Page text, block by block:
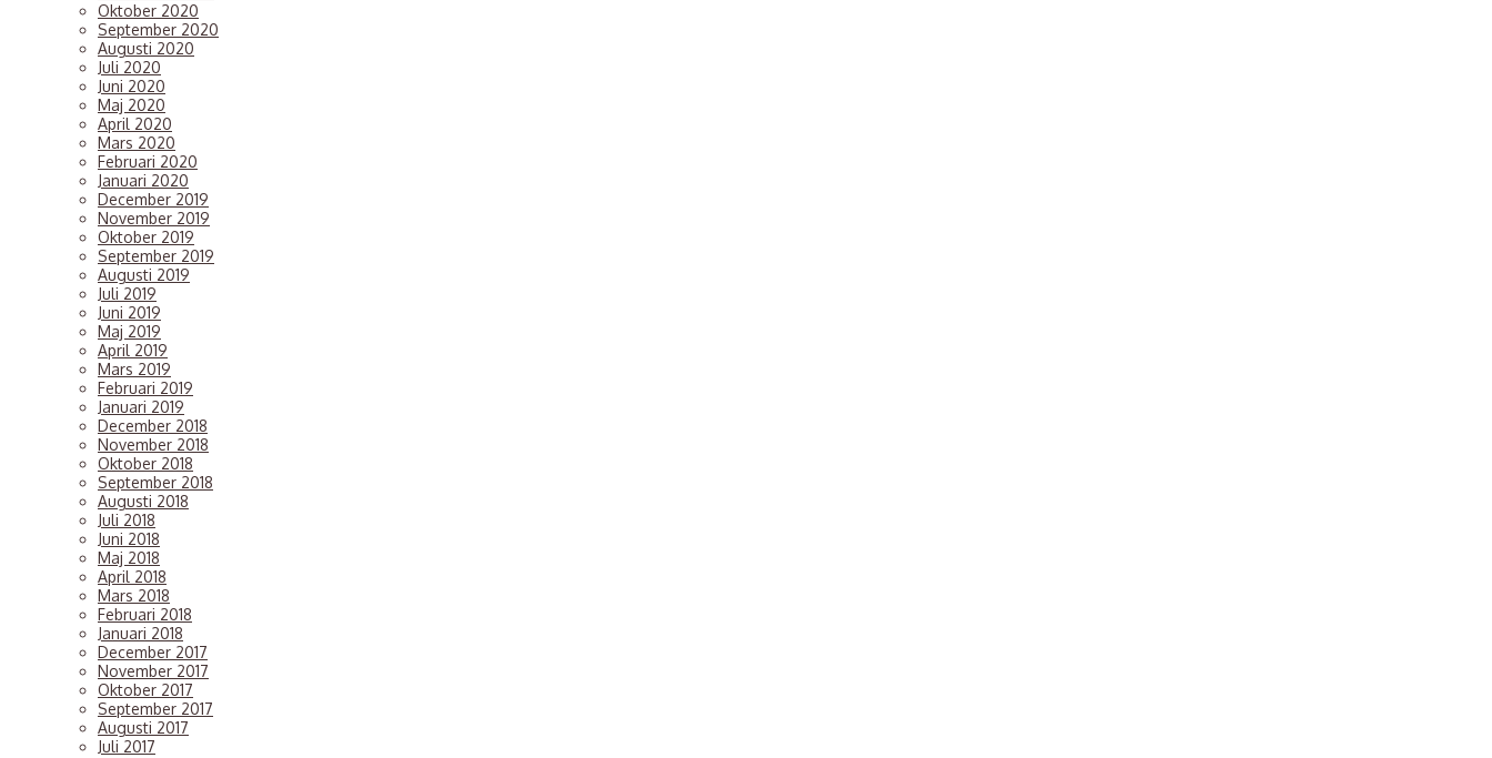
Oktober 2020
September 2020
Augusti 2020
Juli 2020
Juni 2020
Maj 2020
April 2020
Mars 2020
Februari 2020
Januari 2020
December 2019
November 2019
Oktober 2019
September 2019
Augusti 2019
Juli 2019
Juni 2019
Maj 2019
April 2019
Mars 2019
Februari 2019
Januari 2019
December 2018
November 2018
Oktober 2018
September 2018
Augusti 2018
Juli 2018
Juni 2018
Maj 2018
April 2018
Mars 2018
Februari 2018
Januari 2018
December 2017
November 2017
Oktober 2017
September 2017
Augusti 2017
Juli 2017